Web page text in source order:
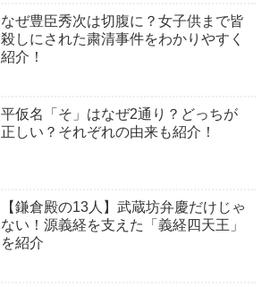
なぜ豊臣秀次は切腹に？女子供まで皆
殺しにされた粛清事件をわかりやすく
紹介！
平仮名「そ」はなぜ2通り？どっちが
正しい？それぞれの由来も紹介！
【鎌倉殿の13人】武蔵坊弁慶だけじゃ
ない！源義経を支えた「義経四天王」
を紹介